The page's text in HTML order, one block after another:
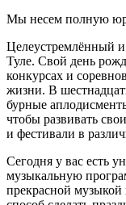
Мы несем полную
Целеустремлённый и
Туле. Свой день
конкурсах и
жизни. В
бурные
чтобы развивать
и фестивали в
Сегодня у вас есть
музыкальную
прекрасной